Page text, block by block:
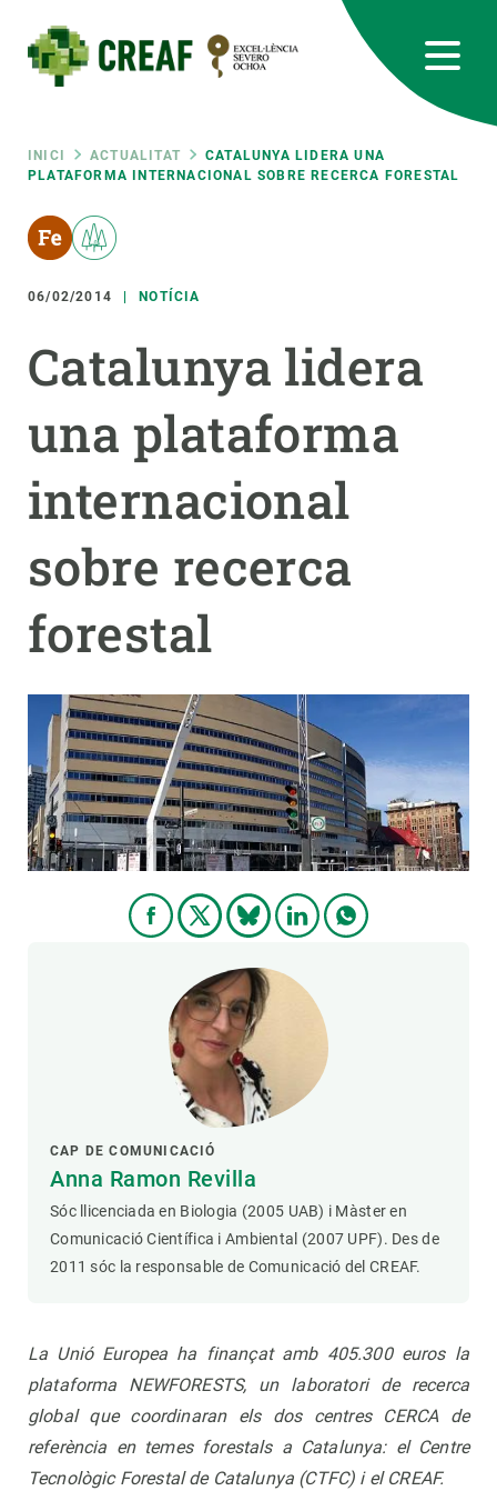
contingut
Fil
d'ariadna
INICI ACTUALITAT
CATALUNYA LIDERA UNA
PLATAFORMA INTERNACIONAL SOBRE RECERCA FORESTAL
06/02/2014 NOTÍCIA
Catalunya lidera
una plataforma
internacional
sobre recerca
forestal
CAP DE COMUNICACIÓ
Anna Ramon Revilla
Sóc llicenciada en Biologia (2005 UAB) i Màster en
Comunicació Científica i Ambiental (2007 UPF). Des de
2011 sóc la responsable de Comunicació del CREAF.
La Unió Europea ha finançat amb 405.300 euros la
plataforma NEWFORESTS, un laboratori de recerca
global que coordinaran els dos centres CERCA de
referència en temes forestals a Catalunya: el Centre
Tecnològic Forestal de Catalunya (CTFC) i el CREAF.
RRSS
Featured
responsive
INTRANET
Responsive
menu
RECERCA
CIÈNCIA EN ACCIÓ
UNEIX-TE A NOSALTRES
PARTICIPA